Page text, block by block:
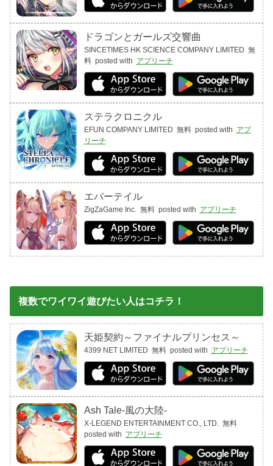
ドラゴンとガールズ交響曲
SINCETIMES HK SCIENCE COMPANY LIMITED 無
料 posted with アプリーチ
ステラクロニクル
EFUN COMPANY LIMITED 無料 posted with アプ
リーチ
エバーテイル
ZigZaGame Inc. 無料 posted with アプリーチ
複数でワイワイ遊びたい人はコチラ！
天姫契約～ファイナルプリンセス～
4399 NET LIMITED 無料 posted with アプリーチ
Ash Tale-風の大陸-
X-LEGEND ENTERTAINMENT CO., LTD. 無料
posted with アプリーチ